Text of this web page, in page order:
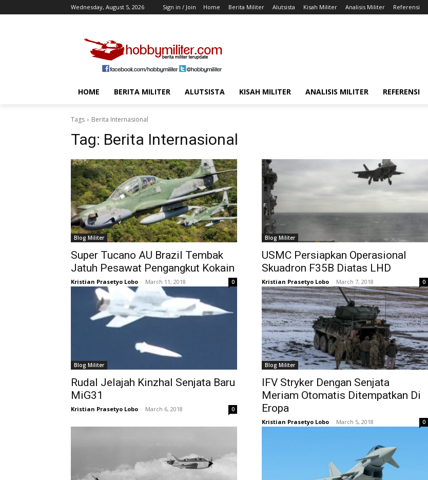
Wednesday, August 5, 2026 Sign in / Join Home Berita Militer Alutsista Kisah Militer Analisis Militer Referensi
HOME BERITA MILITER ALUTSISTA KISAH MILITER ANALISIS MILITER REFERENSI
Tags Berita Internasional
Tag: Berita Internasional
Blog Militer
Super Tucano AU Brazil Tembak
Jatuh Pesawat Pengangkut Kokain
Kristian Prasetyo Lobo - March 11, 2018 0
Blog Militer
USMC Persiapkan Operasional
Skuadron F35B Diatas LHD
Kristian Prasetyo Lobo - March 7, 2018 0
Blog Militer
Rudal Jelajah Kinzhal Senjata Baru
MiG31
Kristian Prasetyo Lobo - March 6, 2018 0
Blog Militer
IFV Stryker Dengan Senjata
Meriam Otomatis Ditempatkan Di
Eropa
Kristian Prasetyo Lobo - March 5, 2018 0